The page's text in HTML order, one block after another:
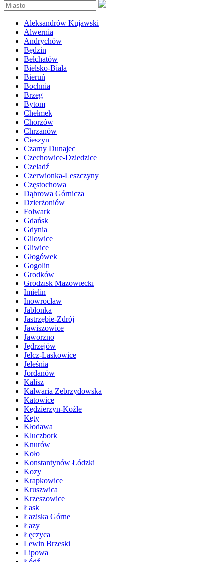
Aleksandrów Kujawski
Alwernia
Andrychów
Będzin
Bełchatów
Bielsko-Biała
Bieruń
Bochnia
Brzeg
Bytom
Chełmek
Chorzów
Chrzanów
Cieszyn
Czarny Dunajec
Czechowice-Dziedzice
Czeladź
Czerwionka-Leszczyny
Częstochowa
Dąbrowa Górnicza
Dzierżoniów
Folwark
Gdańsk
Gdynia
Gilowice
Gliwice
Głogówek
Gogolin
Grodków
Grodzisk Mazowiecki
Imielin
Inowrocław
Jabłonka
Jastrzębie-Zdrój
Jawiszowice
Jaworzno
Jędrzejów
Jelcz-Laskowice
Jeleśnia
Jordanów
Kalisz
Kalwaria Zebrzydowska
Katowice
Kędzierzyn-Koźle
Kęty
Kłodawa
Kluczbork
Knurów
Koło
Konstantynów Łódzki
Kozy
Krapkowice
Kruszwica
Krzeszowice
Łask
Łaziska Górne
Łazy
Łęczyca
Lewin Brzeski
Lipowa